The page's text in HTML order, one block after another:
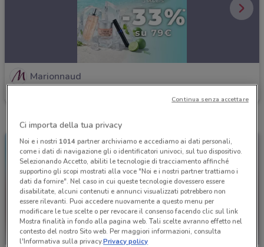
Marionnaud
Ci importa della tua privacy
Noi e i nostri 1014partner archiviamo e accediamo ai dati personali,
come i dati di navigazione gli o identificatori univoci, sul tuo dispositivo.
Selezionando Accetto, abiliti le tecnologie di tracciamento affinché
supportino gli scopi mostrati alla voce "Noi e i nostri partner trattiamo i
dati da fornire". Nel caso in cui queste tecnologie dovessero essere
disabilitate, alcuni contenuti e annunci visualizzati potrebbero non
essere rilevanti. Puoi accedere nuovamente a questo menu per
modificare le tue scelte o per revocare il consenso facendo clic sul link
Mostra finalità in fondo alla pagina web. Tali scelte avranno effetto nel
contesto del nostro Sito web. Per maggiori informazioni, consulta
l'Informativa sulla privacy.Privacy policy
Continua senza accettare